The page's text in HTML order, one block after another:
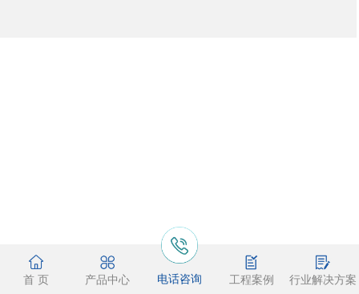
首 页 产品中心 电话咨询 工程案例 行业解决方案